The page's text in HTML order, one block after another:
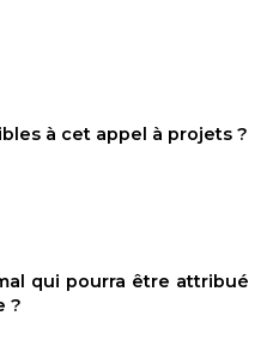
à cet appel à projets ?
qui pourra être attribué
?